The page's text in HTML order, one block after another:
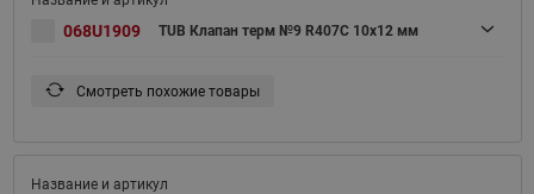
068U1909 TUB Клапан терм №9 R407C 10x12 мм
Смотреть похожие товары